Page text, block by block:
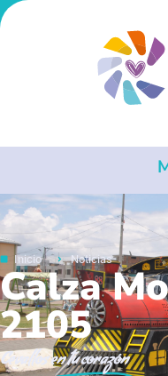
Inicio Noticias
Calza
2105
Cevallosen tu corazón